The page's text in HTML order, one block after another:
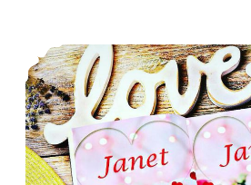
*Rezension* -> Mercy Grace Hospital – Reihe